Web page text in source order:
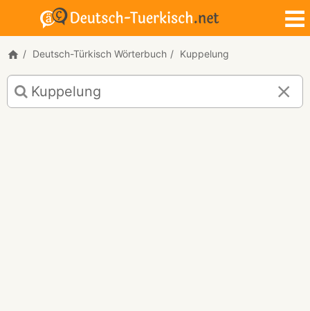
Deutsch-Türkisch Wörterbuch Kuppelung
Deutsch-
Türkisch
Übersetzung